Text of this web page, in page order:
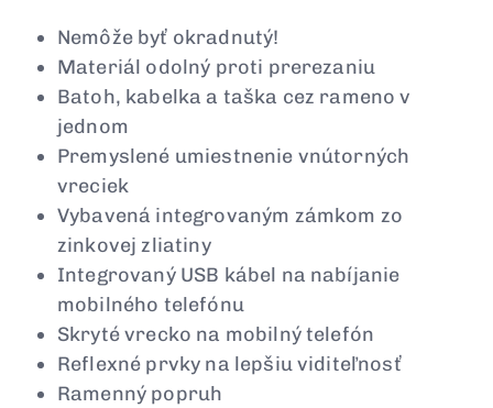
Nemôže byť okradnutý!
Materiál odolný proti prerezaniu
Batoh, kabelka a taška cez rameno v
jednom
Premyslené umiestnenie vnútorných
vreciek
Vybavená integrovaným zámkom zo
zinkovej zliatiny
Integrovaný USB kábel na nabíjanie
mobilného telefónu
Skryté vrecko na mobilný telefón
Reflexné prvky na lepšiu viditeľnosť
Ramenný popruh